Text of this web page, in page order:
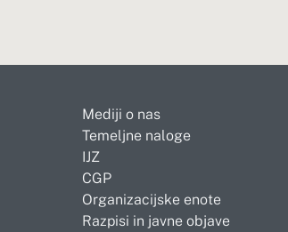
Mediji o nas
Temeljne naloge
IJZ
CGP
Organizacijske enote
Razpisi in javne objave